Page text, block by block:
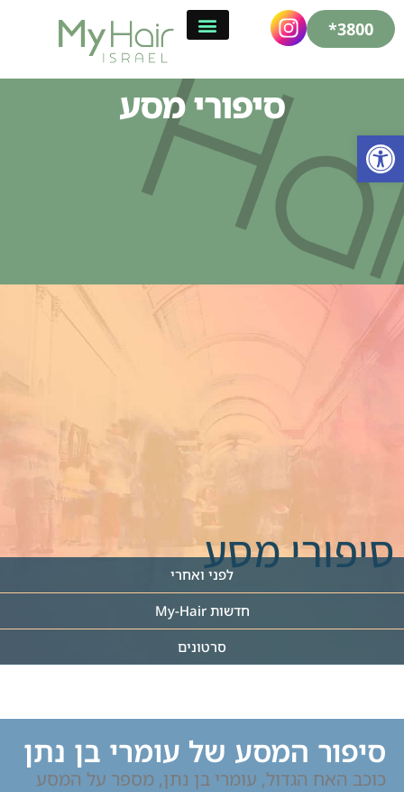
פתח סרגל נגישות
3800*
סיפורי מסע
סיפורי מסעלפני ואחרי
חדשות My-Hair
סרטונים
סיפור המסע של עומרי בן נתן
כוכב האח הגדול, עומרי בן נתן, מספר על המסע